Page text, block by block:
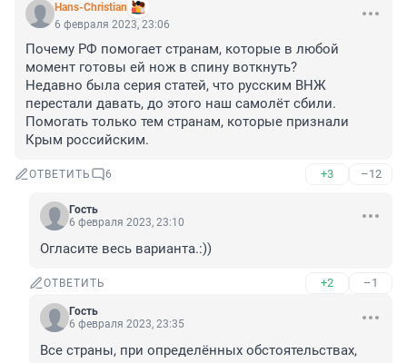
Hans-Christian
6 февраля 2023, 23:06
Почему РФ помогает странам, которые в любой
момент готовы ей нож в спину воткнуть?
Недавно была серия статей, что русским ВНЖ
перестали давать, до этого наш самолёт сбили.
Помогать только тем странам, которые признали
Крым российским.
ОТВЕТИТЬ 6 +3 –12
Гость
6 февраля 2023, 23:10
Огласите весь варианта.:))
ОТВЕТИТЬ +2 –1
Гость
6 февраля 2023, 23:35
Все страны, при определённых обстоятельствах,